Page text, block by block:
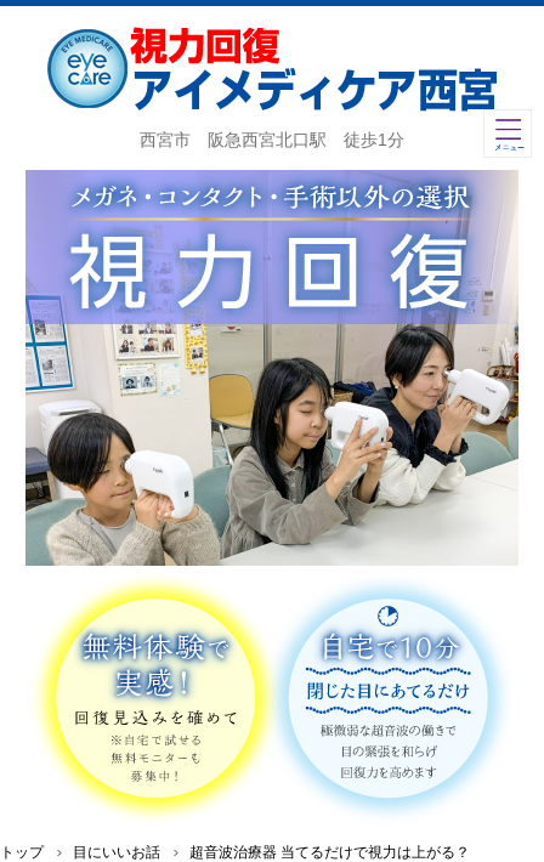
西宮市 阪急西宮北口駅 徒歩1分
トップ 目にいいお話 超音波治療器 当てるだけで視力は上がる？